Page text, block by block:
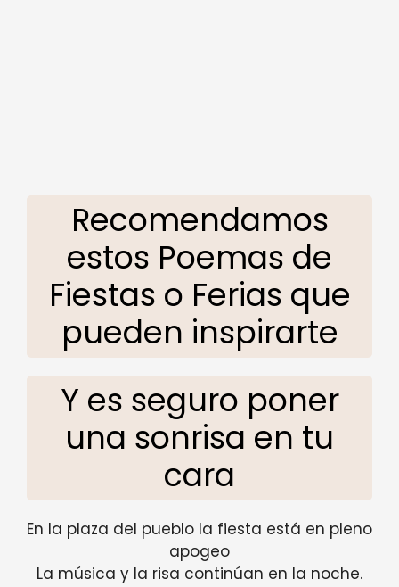
Recomendamos
estos Poemas de
Fiestas o Ferias que
pueden inspirarte
Y es seguro poner
una sonrisa en tu
cara
En la plaza del pueblo la fiesta está en pleno
apogeo
La música y la risa continúan en la noche.